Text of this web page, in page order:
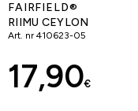
FAIRFIELD®
RIIMU CEYLON
Art. nr 410623-05
17,90€